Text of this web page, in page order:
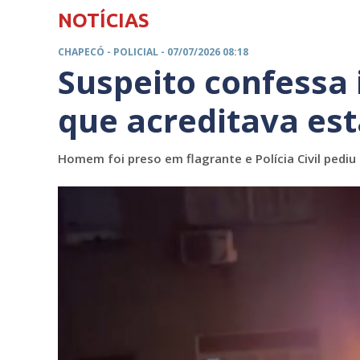
NOTÍCIAS
CHAPECÓ - POLICIAL - 07/07/2026 08:18
Suspeito
que acreditava
Homem foi preso em flagrante e Polícia Civil